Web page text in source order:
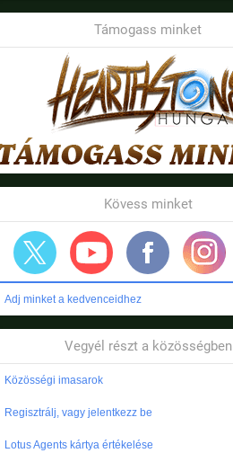
Támogass minket
Kövess minket
Adj minket a kedvenceidhez
Vegyél részt a közösségben
Közösségi imasarok
Regisztrálj, vagy jelentkezz be
Lotus Agents kártya értékelése